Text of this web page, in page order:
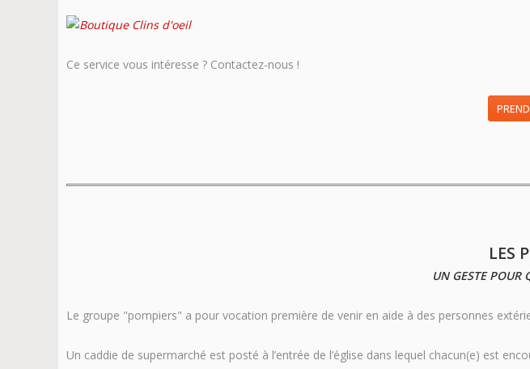
Ce service vous intéresse ? Contactez-nous !
LES
UN GESTE POUR
Le groupe "pompiers" a pour vocation première de venir en aide à des personnes
Un caddie de supermarché est posté à l’entrée de l’église dans lequel chacun(e) est